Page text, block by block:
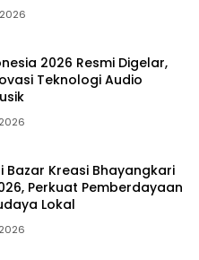
2026 Resmi Digelar,
Teknologi Audio
Bazar Kreasi Bhayangkari
Perkuat Pemberdayaan
Lokal